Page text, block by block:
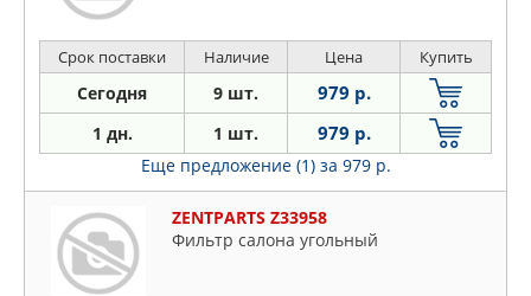
Срок поставки Наличие Цена Купить
Сегодня 9 шт. 979 р.
1 дн. 1 шт. 979 р.
Еще предложение (1) за 979 р.
ZENTPARTS Z33958
Фильтр салона угольный